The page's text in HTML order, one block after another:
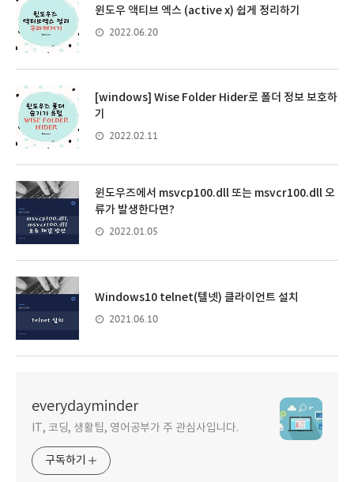
윈도우 액티브 엑스 (active x) 쉽게 정리하기
2022.06.20
[windows] Wise Folder Hider로 폴더 정보 보호하
기
2022.02.11
윈도우즈에서 msvcp100.dll 또는 msvcr100.dll 오
류가 발생한다면?
2022.01.05
Windows10 telnet(텔넷) 클라이언트 설치
2021.06.10
everydayminder
IT, 코딩, 생활팁, 영어공부가 주 관심사입니다.
구독하기